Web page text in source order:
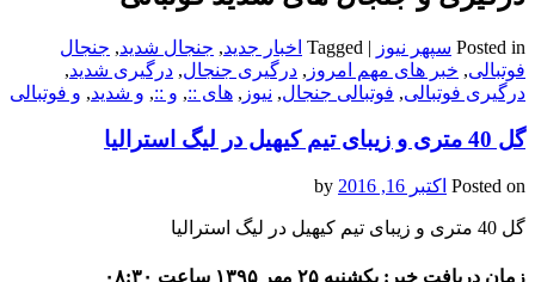
Posted in سپهر نیوز |
Tagged اخبار جدید, جنجال شدید, جنجال
فوتبالی, خبر های مهم امروز , درگیری جنجال, درگیری شدید,
درگیری فوتبالی, فوتبالی جنجال, نیوز , های ::, و ::, و شدید, و فوتبالی
گل 40 متری و زیبای تیم کیهیل در لیگ استرالیا
Posted on اکتبر 16, 2016
گل 40 متری و زیبای تیم کیهیل در لیگ استرالیا
زمان دریافت خبر: یکشنبه ۲۵ مهر ۱۳۹۵ ساعت ۰۸:۳۰